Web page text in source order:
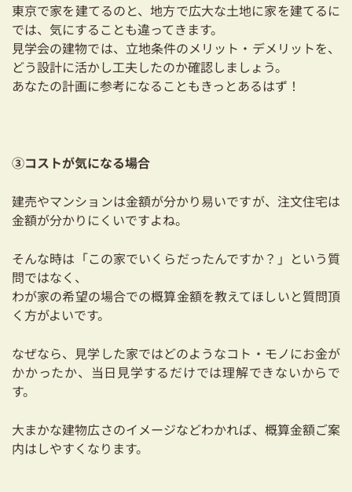
東京で家を建てるのと、地方で広大な土地に家を建てるに
では、気にすることも違ってきます。
見学会の建物では、立地条件のメリット・デメリットを、
どう設計に活かし工夫したのか確認しましょう。
あなたの計画に参考になることもきっとあるはず！
③コストが気になる場合
建売やマンションは金額が分かり易いですが、注文住宅は
金額が分かりにくいですよね。
そんな時は「この家でいくらだったんですか？」という質
問ではなく、
わが家の希望の場合での概算金額を教えてほしいと質問頂
く方がよいです。
なぜなら、見学した家ではどのようなコト・モノにお金が
かかったか、当日見学するだけでは理解できないからで
す。
大まかな建物広さのイメージなどわかれば、概算金額ご案
内はしやすくなります。